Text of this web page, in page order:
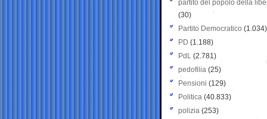
partito del popolo della
(30)
Partito Democratico (1.034)
PD (1.188)
PdL (2.781)
pedofilia (25)
Pensioni (129)
Politica (40.833)
polizia (253)